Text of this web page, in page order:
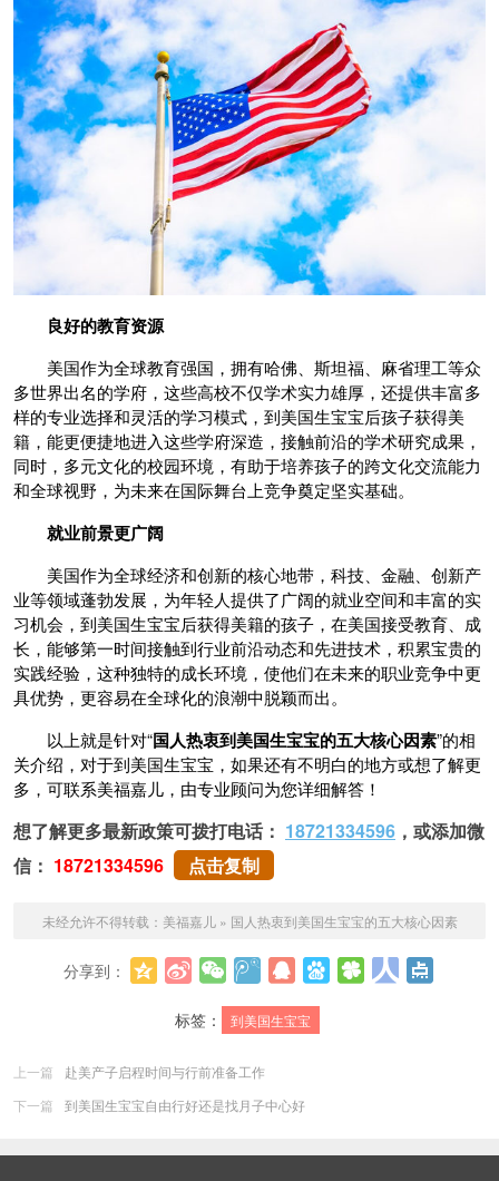
良好的教育资源
美国作为全球教育强国，拥有哈佛、斯坦福、麻省理工等众
多世界出名的学府，这些高校不仅学术实力雄厚，还提供丰富多
样的专业选择和灵活的学习模式，到美国生宝宝后孩子获得美
籍，能更便捷地进入这些学府深造，接触前沿的学术研究成果，
同时，多元文化的校园环境，有助于培养孩子的跨文化交流能力
和全球视野，为未来在国际舞台上竞争奠定坚实基础。
就业前景更广阔
美国作为全球经济和创新的核心地带，科技、金融、创新产
业等领域蓬勃发展，为年轻人提供了广阔的就业空间和丰富的实
习机会，到美国生宝宝后获得美籍的孩子，在美国接受教育、成
长，能够第一时间接触到行业前沿动态和先进技术，积累宝贵的
实践经验，这种独特的成长环境，使他们在未来的职业竞争中更
具优势，更容易在全球化的浪潮中脱颖而出。
以上就是针对“国人热衷到美国生宝宝的五大核心因素”的相
关介绍，对于到美国生宝宝，如果还有不明白的地方或想了解更
多，可联系美福嘉儿，由专业顾问为您详细解答！
想了解更多最新政策可拨打电话： 18721334596 ，或添加微
信： 18721334596 点击复制
未经允许不得转载： 美福嘉儿» 国人热衷到美国生宝宝的五大核心因素
分享到：
标签：
到美国生宝宝
上一篇
赴美产子启程时间与行前准备工作
下一篇
到美国生宝宝自由行好还是找月子中心好